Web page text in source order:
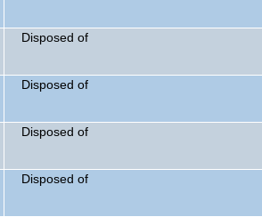
Disposed of
Disposed of
Disposed of
Disposed of